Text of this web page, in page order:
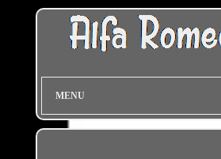
MENU